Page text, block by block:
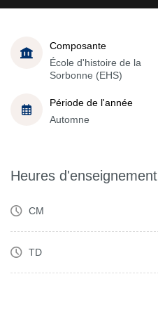
Composante
École d'histoire de la
Sorbonne (EHS)
Période de l'année
Automne
Heures d'enseignement
CM
TD